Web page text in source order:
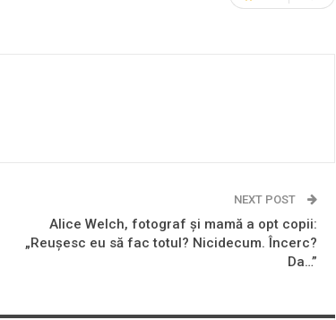
NEXT POST
Alice Welch, fotograf şi mamă a opt copii:
„Reușesc eu să fac totul? Nicidecum. Încerc?
Da…”